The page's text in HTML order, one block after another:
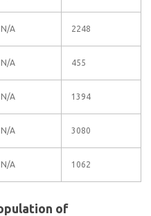
N/A 2248
N/A 455
N/A 1394
N/A 3080
N/A 1062
of